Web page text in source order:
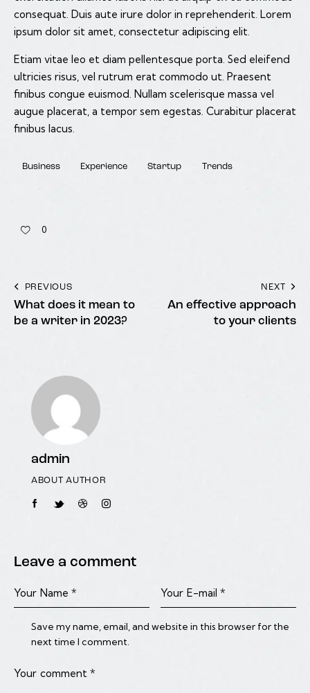
consequat. Duis aute irure dolor in reprehenderit. Lorem
ipsum dolor sit amet, consectetur adipiscing elit.
Etiam vitae leo et diam pellentesque porta. Sed eleifend
ultricies risus, vel rutrum erat commodo ut. Praesent
finibus congue euismod. Nullam scelerisque massa vel
augue placerat, a tempor sem egestas. Curabitur placerat
finibus lacus.
Business Experience Startup Trends
0
PREVIOUS
What does it mean to
be a writer in 2023?
NEXT
An effective approach
to your clients
admin
ABOUT AUTHOR
Leave a comment
Save my name, email, and website in this browser for the
next time I comment.